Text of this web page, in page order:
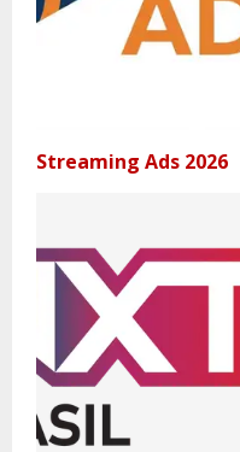
Streaming Ads 2026